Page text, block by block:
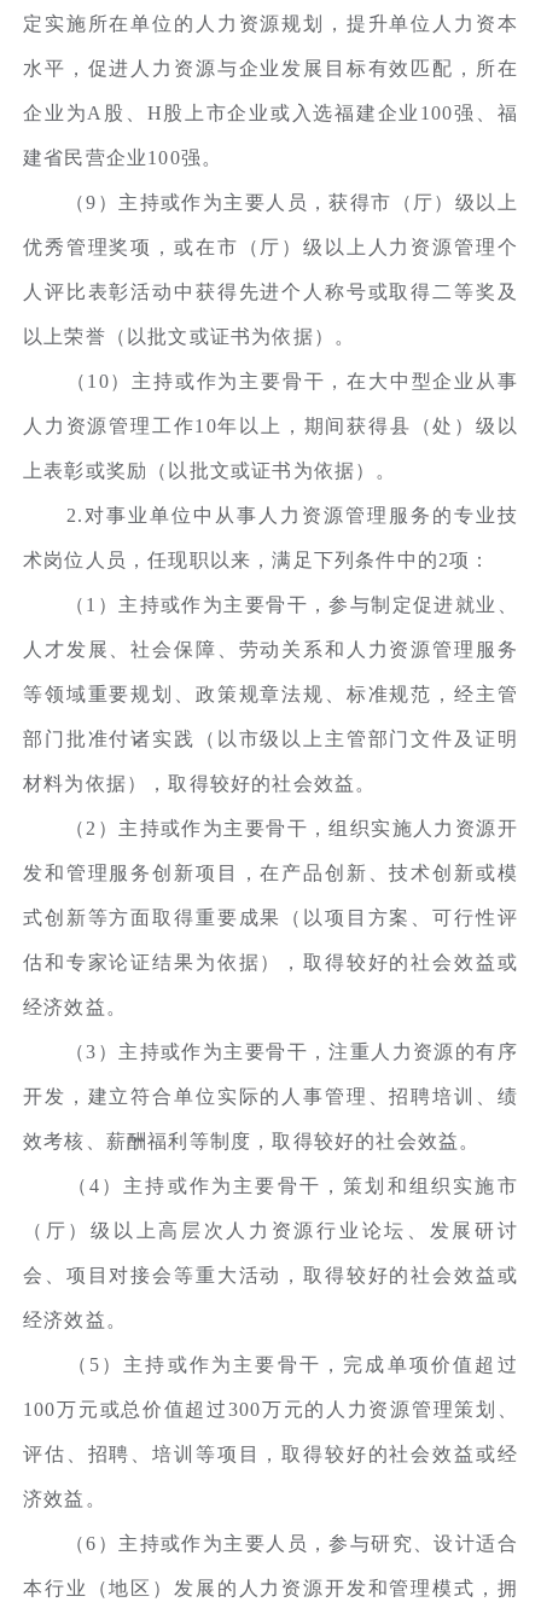
定实施所在单位的人力资源规划，提升单位人力资本
水平，促进人力资源与企业发展目标有效匹配，所在
企业为A股、H股上市企业或入选福建企业100强、福
建省民营企业100强。
（9）主持或作为主要人员，获得市（厅）级以上
优秀管理奖项，或在市（厅）级以上人力资源管理个
人评比表彰活动中获得先进个人称号或取得二等奖及
以上荣誉（以批文或证书为依据）。
（10）主持或作为主要骨干，在大中型企业从事
人力资源管理工作10年以上，期间获得县（处）级以
上表彰或奖励（以批文或证书为依据）。
2.对事业单位中从事人力资源管理服务的专业技
术岗位人员，任现职以来，满足下列条件中的2项：
（1）主持或作为主要骨干，参与制定促进就业、
人才发展、社会保障、劳动关系和人力资源管理服务
等领域重要规划、政策规章法规、标准规范，经主管
部门批准付诸实践（以市级以上主管部门文件及证明
材料为依据），取得较好的社会效益。
（2）主持或作为主要骨干，组织实施人力资源开
发和管理服务创新项目，在产品创新、技术创新或模
式创新等方面取得重要成果（以项目方案、可行性评
估和专家论证结果为依据），取得较好的社会效益或
经济效益。
（3）主持或作为主要骨干，注重人力资源的有序
开发，建立符合单位实际的人事管理、招聘培训、绩
效考核、薪酬福利等制度，取得较好的社会效益。
（4）主持或作为主要骨干，策划和组织实施市
（厅）级以上高层次人力资源行业论坛、发展研讨
会、项目对接会等重大活动，取得较好的社会效益或
经济效益。
（5）主持或作为主要骨干，完成单项价值超过
100万元或总价值超过300万元的人力资源管理策划、
评估、招聘、培训等项目，取得较好的社会效益或经
济效益。
（6）主持或作为主要人员，参与研究、设计适合
本行业（地区）发展的人力资源开发和管理模式，拥